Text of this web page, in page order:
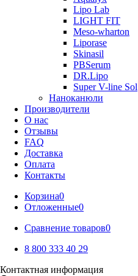
Lipo Lab
LIGHT FIT
Meso-wharton
Liporase
Skinasil
PBSerum
DR.Lipo
Super V-line Sol
Наноканюли
Производители
О нас
Отзывы
FAQ
Доставка
Оплата
Контакты
Корзина0
Отложенные0
Сравнение товаров0
8 800 333 40 29
Контактная информация